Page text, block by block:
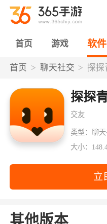
首页 游戏 软件
首页 聊天社交 探探
探探
交友
类型：聊
大小：
立
其他版本